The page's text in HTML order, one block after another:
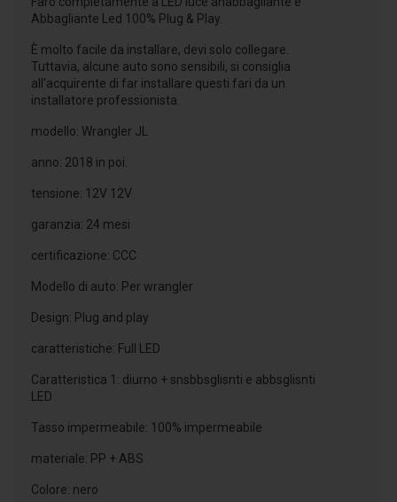
Abbagliante Led 100% Plug & Play.
È molto facile da installare, devi solo collegare.
Tuttavia, alcune auto sono sensibili, si consiglia
all'acquirente di far installare questi fari da un
installatore professionista.
modello: Wrangler JL
anno: 2018 in poi.
tensione: 12V 12V
garanzia: 24 mesi
certificazione: CCC
Modello di auto: Per wrangler
Design: Plug and play
caratteristiche: Full LED
Caratteristica 1: diurno + snsbbsglisnti e abbsglisnti
LED
Tasso impermeabile: 100% impermeabile
materiale: PP + ABS
Colore: nero